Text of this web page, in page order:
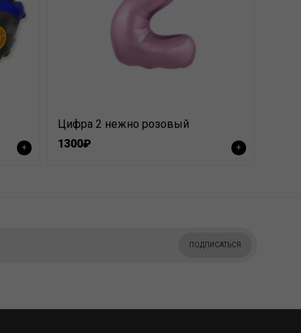
+
Цифра 2 нежно розовый
1300₽
+
ПОДПИСАТЬСЯ